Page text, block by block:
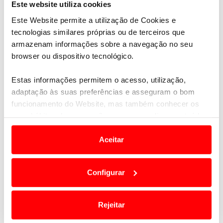
Este website utiliza cookies
Este Website permite a utilização de Cookies e
tecnologias similares próprias ou de terceiros que
armazenam informações sobre a navegação no seu
browser ou dispositivo tecnológico.
Estas informações permitem o acesso, utilização,
adaptação às suas preferências e asseguram o bom
funcionamento do Website, mas também conhecer os
e anúncios de modo a promover produtos e/ou serviços.
Em alguns casos, a utilização destas tecnologias
termos e a todo o tempo as suas preferências e limitando
o acesso a informações durante a navegação no
Aceitar
Configurar
Rejeitar
RACHELE SOMASCHINI: UMA ESTREIA DE
FÔLEGO REDOBRADO
Milão e vive com fibrose quística.